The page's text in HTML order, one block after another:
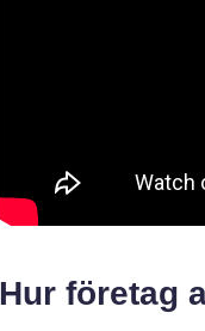
Hur företag